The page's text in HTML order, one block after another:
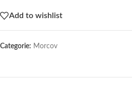
Add to wishlist
Categorie: Morcov